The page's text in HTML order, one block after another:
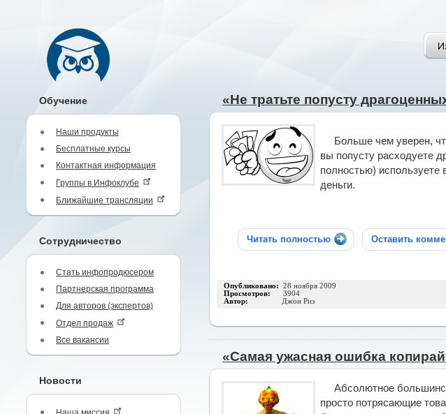
Обучение
Наши продукты
Бесплатные курсы
Контактная информация
Группы в Инфоклубе
Ближайшие трансляции
Сотрудничество
Стать инфопродюсером
Партнерская программа
Для авторов (экспертов)
Отдел продаж
Все вакансии
Новости
«Не тратьте попусту
Больше чем уверен,
вы попусту расходуете
полностью)
деньги.
Читать полностью Оставить
Опубликовано: 28 ноября 2009
Просмотров: 3904
Автор: Джон Риз
«Самая ужасная ошибка
Абсолютное
просто потрясающие